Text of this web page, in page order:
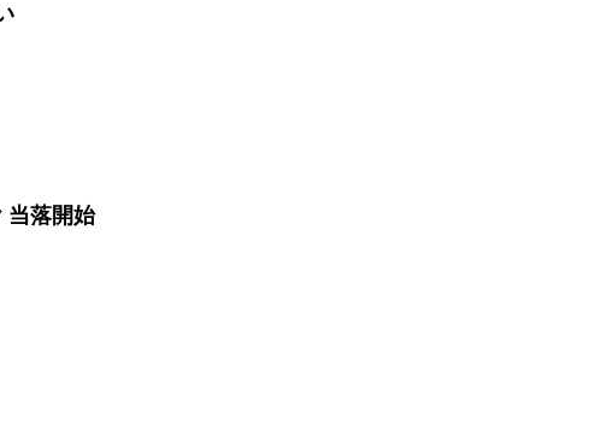
当落開始